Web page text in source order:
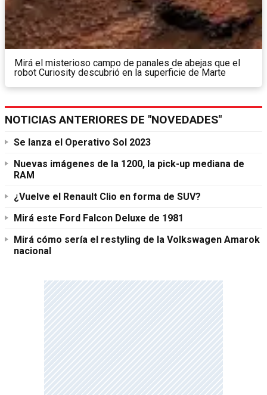
Mirá el misterioso campo de panales de abejas que el
robot Curiosity descubrió en la superficie de Marte
NOTICIAS ANTERIORES DE "NOVEDADES"
Se lanza el Operativo Sol 2023
Nuevas imágenes de la 1200, la pick-up mediana de
RAM
¿Vuelve el Renault Clio en forma de SUV?
Mirá este Ford Falcon Deluxe de 1981
Mirá cómo sería el restyling de la Volkswagen Amarok
nacional